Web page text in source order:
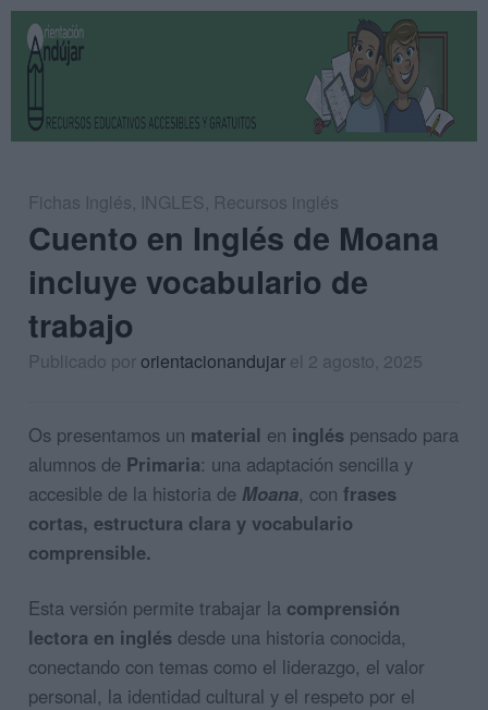
Fichas Inglés, INGLES, Recursos inglés
Cuento en Inglés de Moana
incluye vocabulario de
trabajo
Publicado pororientacionandujar el 2 agosto, 2025
Os presentamos un material en inglés pensado para
alumnos de Primaria: una adaptación sencilla y
accesible de la historia de Moana, con frases
cortas, estructura clara y vocabulario
comprensible.
Esta versión permite trabajar la comprensión
lectora en inglés desde una historia conocida,
conectando con temas como el liderazgo, el valor
personal, la identidad cultural y el respeto por el